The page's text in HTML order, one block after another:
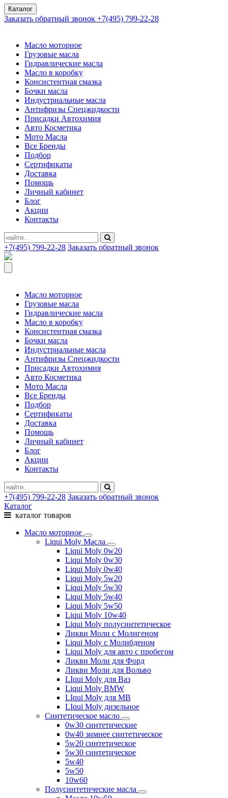
Каталог
Заказать обратный звонок +7(495) 799-22-28
Масло моторное
Грузовые масла
Гидравлические масла
Масло в коробку
Консистентная смазка
Бочки масла
Индустриальные масла
Антифризы Спецжидкости
Присадки Автохимия
Авто Косметика
Мото Масла
Все Бренды
Подбор
Сертификаты
Доставка
Помощь
Личный кабинет
Блог
Акции
Контакты
+7(495) 799-22-28 Заказать обратный звонок
Масло моторное
Грузовые масла
Гидравлические масла
Масло в коробку
Консистентная смазка
Бочки масла
Индустриальные масла
Антифризы Спецжидкости
Присадки Автохимия
Авто Косметика
Мото Масла
Все Бренды
Подбор
Сертификаты
Доставка
Помощь
Личный кабинет
Блог
Акции
Контакты
+7(495) 799-22-28 Заказать обратный звонок
Каталог
каталог товаров
Масло моторное
Liqui Moly Масла
Liqui Moly 0w20
Liqui Moly 0w30
Liqui Moly 0w40
Liqui Moly 5w20
Liqui Moly 5w30
Liqui Moly 5w40
Liqui Moly 5w50
Liqui Moly 10w40
Liqui Moly полусинтетическое
Ликви Моли с Молигеном
Liqui Moly с Молибденом
Liqui Moly для авто с пробегом
Ликви Моли для Форд
Ликви Моли для Вольво
LIqui Moly для Ваз
Liqui Moly BMW
LIqui Moly для MB
LIqui Moly дизельное
Синтетическое масло
0w30 синтетические
0w40 зимнее синтетическое
5w20 синтетическое
5w30 синтетическое
5w40
5w50
10w60
Полусинтетические масла